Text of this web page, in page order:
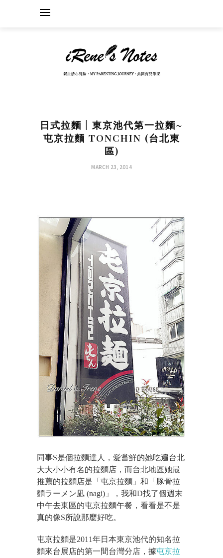
日式拉麵 | 東京池代第一拉麵~
屯京拉麵 TONCHIN (台北東
區)
MARCH 23, 2014
同事S是個拉麵達人，愛嘗鮮的她吃遍台北
大大小小有名的拉麵店，而台北地區她最
推薦的拉麵店是「屯京拉麵」和「豚骨拉
麵ラーメン凪 (nagi)」，我和D找了個週末
中午去東區的屯京拉麵午餐，看看是不是
真的像S所說那麼好吃。
屯京拉麵是2011年日本東京池代的知名拉
麵來台展店的第一間台灣分店，據屯京拉